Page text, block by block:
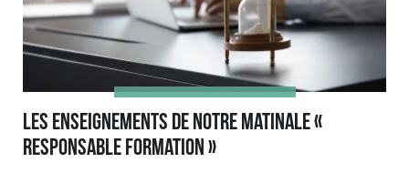
Les enseignements de notre matinale «
responsable formation »